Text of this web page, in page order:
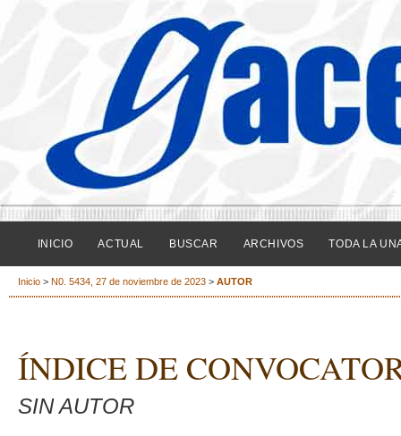
INICIO ACTUAL BUSCAR ARCHIVOS TODA LA
Inicio > N0. 5434, 27 de noviembre de 2023 > AUTOR
ÍNDICE DE
SIN AUTOR